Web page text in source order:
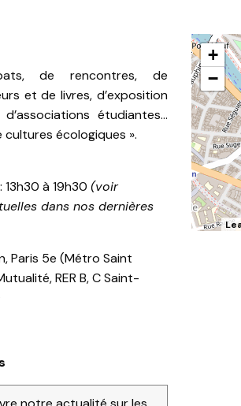
de rencontres, de
et de livres, d’exposition
étudiantes…
cultures écologiques ».
à 19h30 (voir
dans nos dernières
Paris 5e (Métro Saint
RER B, C Saint-
+
−